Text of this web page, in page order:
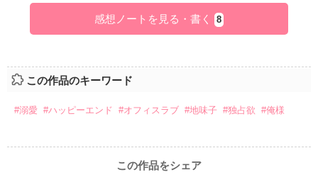
感想ノートを見る・書く 8
この作品のキーワード
#溺愛 #ハッピーエンド #オフィスラブ #地味子 #独占欲 #俺様
この作品をシェア